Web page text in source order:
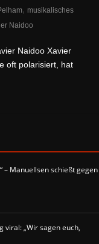
, musikalisches
Naidoo
Naidoo Xavier
oft polarisiert, hat
– Manuellsen schießt gegen
viral: „Wir sagen euch,